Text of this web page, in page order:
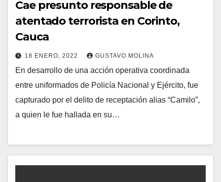
Cae presunto responsable de
atentado terrorista en Corinto,
Cauca
18 ENERO, 2022 GUSTAVO MOLINA
En desarrollo de una acción operativa coordinada
entre uniformados de Policía Nacional y Ejército, fue
capturado por el delito de receptación alias “Camilo”,
a quien le fue hallada en su…